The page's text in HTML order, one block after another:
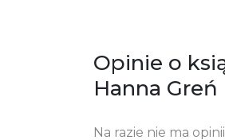
Opinie o
Hanna Greń
Na razie nie ma